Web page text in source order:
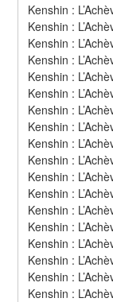
Kenshin :
Kenshin :
Kenshin :
Kenshin :
Kenshin :
Kenshin :
Kenshin :
Kenshin :
Kenshin :
Kenshin :
Kenshin :
Kenshin :
Kenshin :
Kenshin :
Kenshin :
Kenshin :
Kenshin :
Kenshin :